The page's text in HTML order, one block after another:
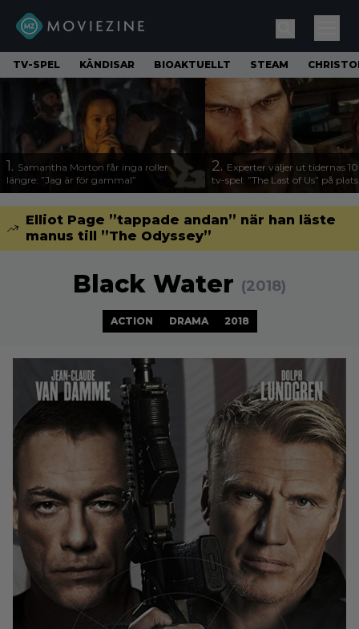
TV-SPEL KÄNDISAR BIOAKTUELLT STEAM
1. Samantha Morton får inga roller
längre: ”Jag är för gammal”
2. Experter väljer ut tidernas
tv-spel: ”The Last of Us” på
Elliot Page ”tappade andan” när han läste
manus till ”The Odyssey”
Black Water (2018)
ACTION DRAMA 2018